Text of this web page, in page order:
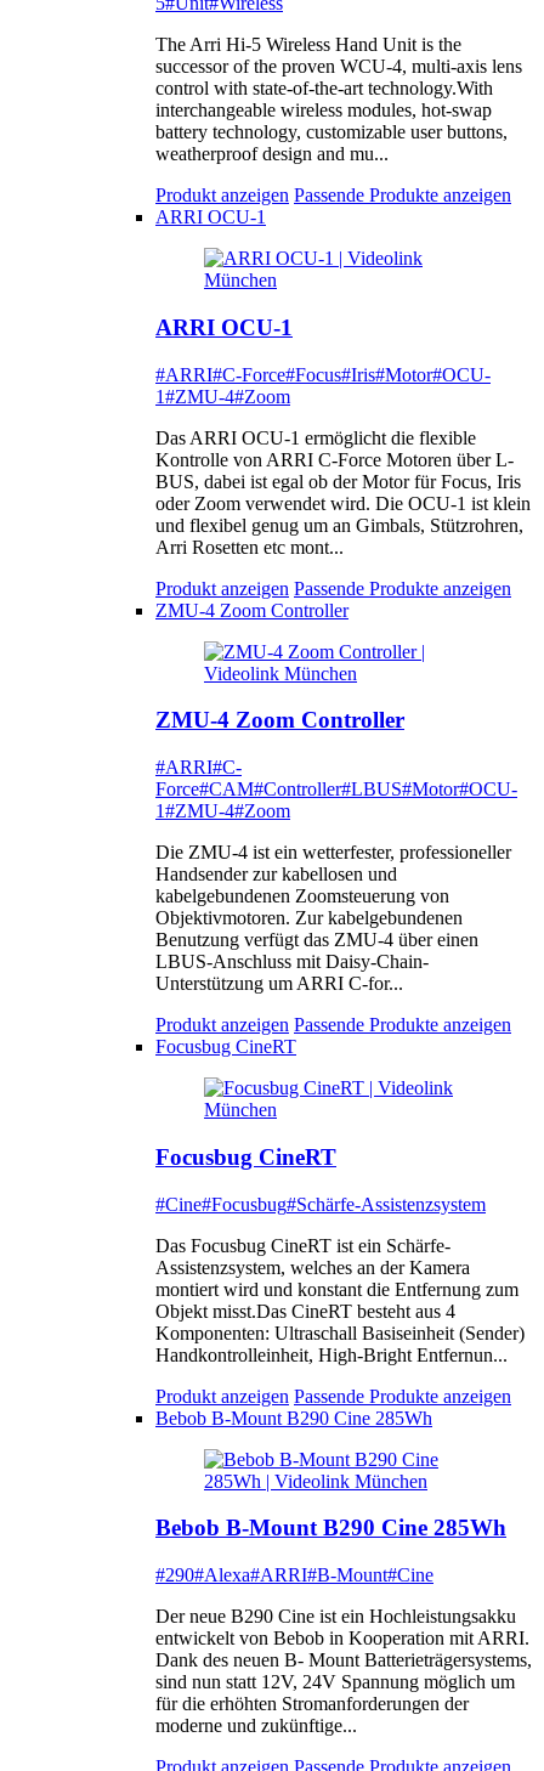
The Arri Hi-5 Wireless Hand Unit is the
successor of the proven WCU-4, multi-axis lens
control with state-of-the-art technology.With
interchangeable wireless modules, hot-swap
battery technology, customizable user buttons,
weatherproof design and mu...
Produkt anzeigen Passende Produkte anzeigen
ARRI OCU-1
ARRI OCU-1
#ARRI#C-Force#Focus#Iris#Motor#OCU-
1#ZMU-4#Zoom
Das ARRI OCU-1 ermöglicht die flexible
Kontrolle von ARRI C-Force Motoren über L-
BUS, dabei ist egal ob der Motor für Focus, Iris
oder Zoom verwendet wird. Die OCU-1 ist klein
und flexibel genug um an Gimbals, Stützrohren,
Arri Rosetten etc mont...
Produkt anzeigen Passende Produkte anzeigen
ZMU-4 Zoom Controller
ZMU-4 Zoom Controller
#ARRI#C-
Force#CAM#Controller#LBUS#Motor#OCU-
1#ZMU-4#Zoom
Die ZMU-4 ist ein wetterfester, professioneller
Handsender zur kabellosen und
kabelgebundenen Zoomsteuerung von
Objektivmotoren. Zur kabelgebundenen
Benutzung verfügt das ZMU-4 über einen
LBUS-Anschluss mit Daisy-Chain-
Unterstützung um ARRI C-for...
Produkt anzeigen Passende Produkte anzeigen
Focusbug CineRT
Focusbug CineRT
#Cine#Focusbug#Schärfe-Assistenzsystem
Das Focusbug CineRT ist ein Schärfe-
Assistenzsystem, welches an der Kamera
montiert wird und konstant die Entfernung zum
Objekt misst.Das CineRT besteht aus 4
Komponenten: Ultraschall Basiseinheit (Sender)
Handkontrolleinheit, High-Bright Entfernun...
Produkt anzeigen Passende Produkte anzeigen
Bebob B-Mount B290 Cine 285Wh
Bebob B-Mount B290 Cine 285Wh
#290#Alexa#ARRI#B-Mount#Cine
Der neue B290 Cine ist ein Hochleistungsakku
entwickelt von Bebob in Kooperation mit ARRI.
Dank des neuen B- Mount Batterieträgersystems,
sind nun statt 12V, 24V Spannung möglich um
für die erhöhten Stromanforderungen der
moderne und zukünftige...
Produkt anzeigen Passende Produkte anzeigen